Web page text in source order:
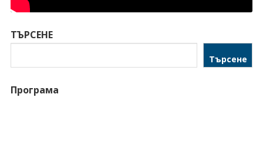
ТЪРСЕНЕ
Търсене
Програма